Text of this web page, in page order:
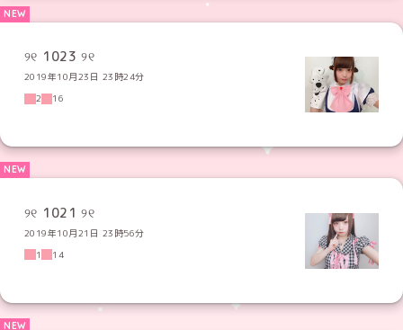
୨୧ 1023 ୨୧
2019年10月23日 23時24分
2
16
୨୧ 1021 ୨୧
2019年10月21日 23時56分
1
14